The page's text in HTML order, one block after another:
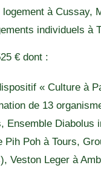
logement à Cussay,
individuels à
€ dont :
« Culture à
de 13
Ensemble Diabolus
Pih Poh à Tours,
Veston Leger à